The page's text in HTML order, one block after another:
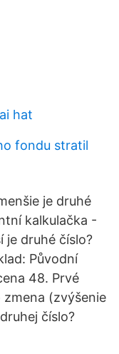
hat
fondu stratil
je druhé
kalkulačka -
je druhé číslo?
Původní
48. Prvé
zmena (zvýšenie
číslo?